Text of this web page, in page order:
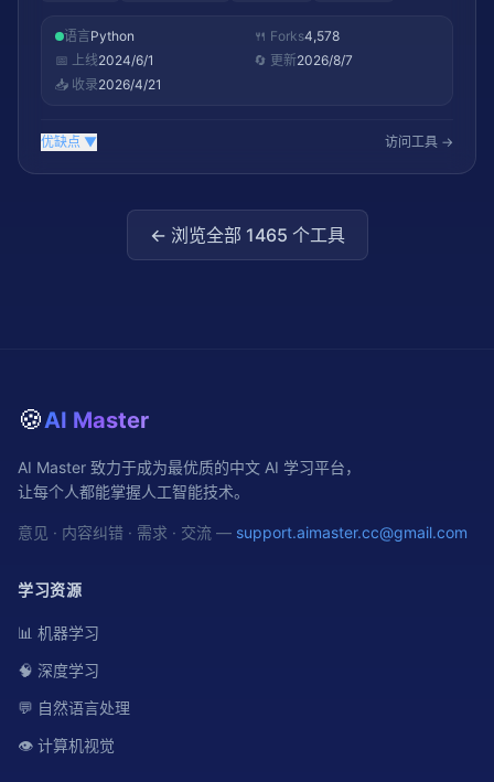
语言Python 🍴 Forks4,578
📅 上线2024/6/1 🔄 更新2026/8/7
📥 收录2026/4/21
优缺点 ▼ 访问工具 →
← 浏览全部 1465 个工具
🍪AI Master
AI Master 致力于成为最优质的中文 AI 学习平台，
让每个人都能掌握人工智能技术。
意见 · 内容纠错 · 需求 · 交流 — support.aimaster.cc@gmail.com
学习资源
📊 机器学习
🧠 深度学习
💬 自然语言处理
👁️ 计算机视觉